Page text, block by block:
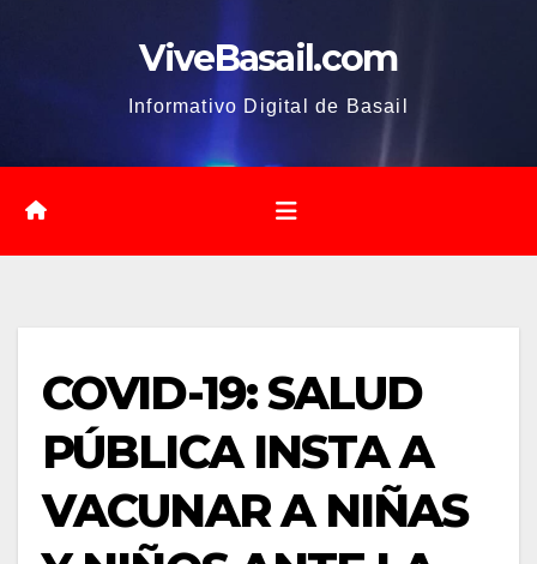
ViveBasail.com
Informativo Digital de Basail
COVID-19: SALUD
PÚBLICA INSTA A
VACUNAR A NIÑAS